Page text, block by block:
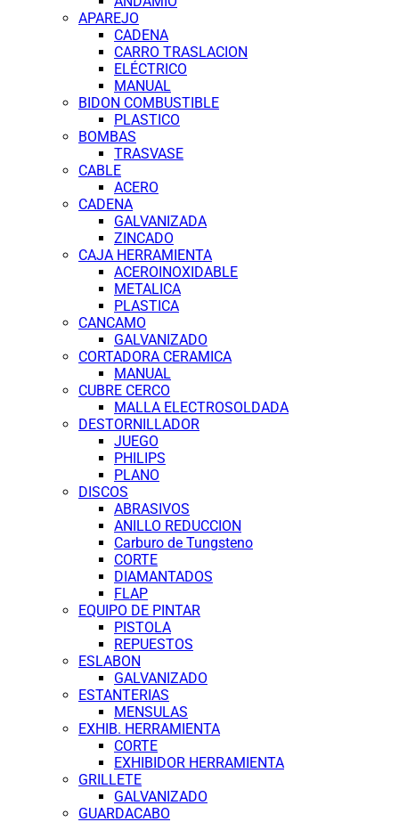
APAREJO
CADENA
CARRO TRASLACION
ELÉCTRICO
MANUAL
BIDON COMBUSTIBLE
PLASTICO
BOMBAS
TRASVASE
CABLE
ACERO
CADENA
GALVANIZADA
ZINCADO
CAJA HERRAMIENTA
ACEROINOXIDABLE
METALICA
PLASTICA
CANCAMO
GALVANIZADO
CORTADORA CERAMICA
MANUAL
CUBRE CERCO
MALLA ELECTROSOLDADA
DESTORNILLADOR
JUEGO
PHILIPS
PLANO
DISCOS
ABRASIVOS
ANILLO REDUCCION
Carburo de Tungsteno
CORTE
DIAMANTADOS
FLAP
EQUIPO DE PINTAR
PISTOLA
REPUESTOS
ESLABON
GALVANIZADO
ESTANTERIAS
MENSULAS
EXHIB. HERRAMIENTA
CORTE
EXHIBIDOR HERRAMIENTA
GRILLETE
GALVANIZADO
GUARDACABO